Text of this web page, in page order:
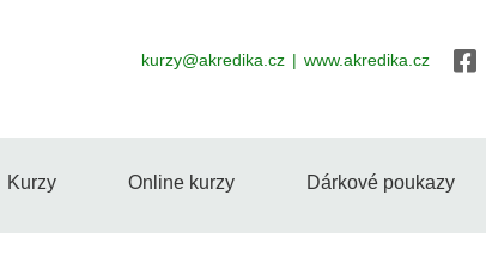
kurzy@akredika.cz www.akredika.cz
Kurzy Online kurzy Dárkové poukazy